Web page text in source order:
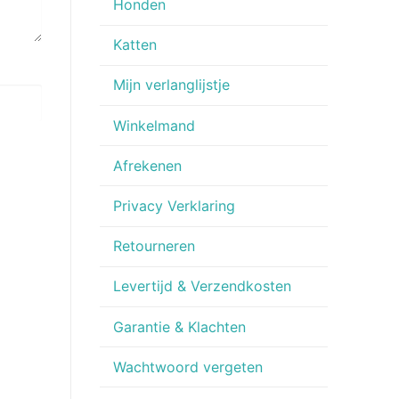
Honden
Katten
Mijn verlanglijstje
Winkelmand
Afrekenen
Privacy Verklaring
Retourneren
Levertijd & Verzendkosten
Garantie & Klachten
Wachtwoord vergeten